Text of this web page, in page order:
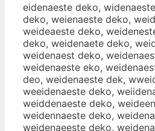
eidenaeste deko,
deko, weienaeste deko,
weideaeste deko,
deko, weidenaete deko,
weidenaest deko,
weidenaeste eko,
deo, weidenaeste dek,
weeidenaeste deko,
weiddenaeste deko,
weidennaeste deko,
weidenaeeste deko,